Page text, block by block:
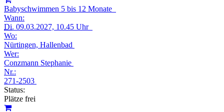
Babyschwimmen 5 bis 12 Monate
Wann:
Di. 09.03.2027, 10.45 Uhr
Wo:
Nürtingen, Hallenbad
Wer:
Conzmann Stephanie
Nr.:
271-2503
Status:
Plätze frei